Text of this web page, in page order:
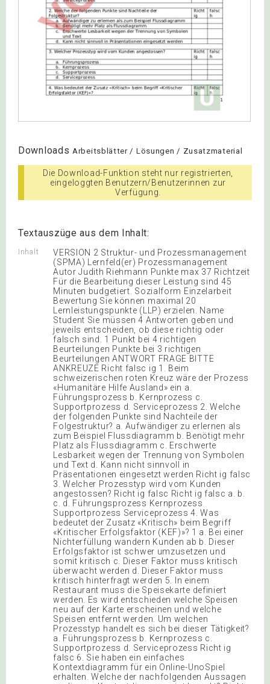
Downloads Arbeitsblätter / Lösungen / Zusatzmaterial
Die Download-Funktion steht nur registrierten,
eingeloggten Benutzern/Benutzerinnen zur
Verfügung.
Textauszüge aus dem Inhalt:
Inhalt
VERSION 2 Struktur- und Prozessmanagement
(SPMA) Lernfeld(er) Prozessmanagement
Autor Judith Riehmann Punkte max 37 Richtzeit
Für die Bearbeitung dieser Leistung sind 45
Minuten budgetiert. Sozialform Einzelarbeit
Bewertung Sie können maximal 20
Lernleistungspunkte (LLP) erzielen. Name
Student Sie müssen 4 Antworten geben und
jeweils entscheiden, ob diese richtig oder
falsch sind. 1 Punkt bei 4 richtigen
Beurteilungen Punkte bei 3 richtigen
Beurteilungen ANTWORT FRAGE BITTE
ANKREUZE Richt falsc ig 1. Beim
schweizerischen roten Kreuz wäre der Prozess
«Humanitäre Hilfe Ausland» ein a.
Führungsprozess b. Kernprozess c.
Supportprozess d. Serviceprozess 2. Welche
der folgenden Punkte sind Nachteile der
Folgestruktur? a. Aufwändiger zu erlernen als
zum Beispiel Flussdiagramm b. Benötigt mehr
Platz als Flussdiagramm c. Erschwerte
Lesbarkeit wegen der Trennung von Symbolen
und Text d. Kann nicht sinnvoll in
Präsentationen eingesetzt werden Richt ig falsc
3. Welcher Prozesstyp wird vom Kunden
angestossen? Richt ig falsc Richt ig falsc a. b.
c. d. Führungsprozess Kernprozess
Supportprozess Serviceprozess 4. Was
bedeutet der Zusatz «Kritisch» beim Begriff
«Kritischer Erfolgsfaktor (KEF)»? 1 a. Bei einer
Nichterfüllung wandern Kunden ab b. Dieser
Erfolgsfaktor ist schwer umzusetzen und
somit kritisch c. Dieser Faktor muss kritisch
überwacht werden d. Dieser Faktor muss
kritisch hinterfragt werden 5. In einem
Restaurant muss die Speisekarte definiert
werden. Es wird entschieden welche Speisen
neu auf der Karte erscheinen und welche
Speisen entfernt werden. Um welchen
Prozesstyp handelt es sich bei dieser Tätigkeit?
a. Führungsprozess b. Kernprozess c.
Supportprozess d. Serviceprozess Richt ig
falsc 6. Sie haben ein einfaches
Kontextdiagramm für ein Online-UnoSpiel
erhalten. Welche der nachfolgenden Aussagen